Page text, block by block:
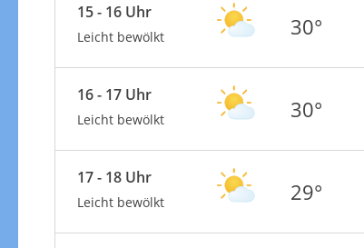
15 - 16 Uhr
Leicht bewölkt 30°
16 - 17 Uhr
Leicht bewölkt 30°
17 - 18 Uhr
Leicht bewölkt 29°